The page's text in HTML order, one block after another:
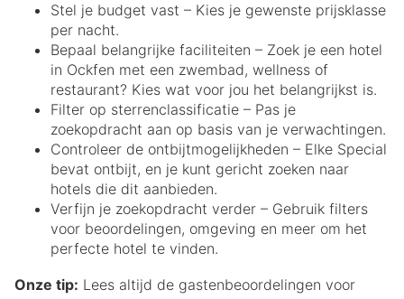
Stel je budget vast – Kies je gewenste prijsklasse
per nacht.
Bepaal belangrijke faciliteiten – Zoek je een hotel
in Ockfen met een zwembad, wellness of
restaurant? Kies wat voor jou het belangrijkst is.
Filter op sterrenclassificatie – Pas je
zoekopdracht aan op basis van je verwachtingen.
Controleer de ontbijtmogelijkheden – Elke Special
bevat ontbijt, en je kunt gericht zoeken naar
hotels die dit aanbieden.
Verfijn je zoekopdracht verder – Gebruik filters
voor beoordelingen, omgeving en meer om het
perfecte hotel te vinden.
Onze tip: Lees altijd de gastenbeoordelingen voor